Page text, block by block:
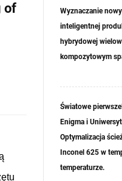
of
Wyznaczanie
inteligentnej
hybrydowej
kompozytowym
Światowe
Enigma i
Optymalizacja
Inconel 625 w
temperaturze.